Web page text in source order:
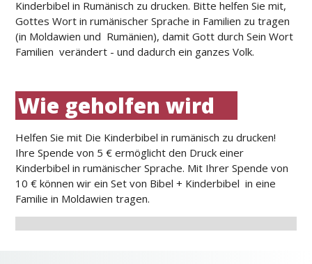
Kinderbibel in Rumänisch zu drucken. Bitte helfen Sie mit,
Gottes Wort in rumänischer Sprache in Familien zu tragen
(in Moldawien und Rumänien), damit Gott durch Sein Wort
Familien verändert - und dadurch ein ganzes Volk.
Wie geholfen wird
Helfen Sie mit Die Kinderbibel in rumänisch zu drucken!
Ihre Spende von 5 € ermöglicht den Druck einer
Kinderbibel in rumänischer Sprache. Mit Ihrer Spende von
10 € können wir ein Set von Bibel + Kinderbibel in eine
Familie in Moldawien tragen.